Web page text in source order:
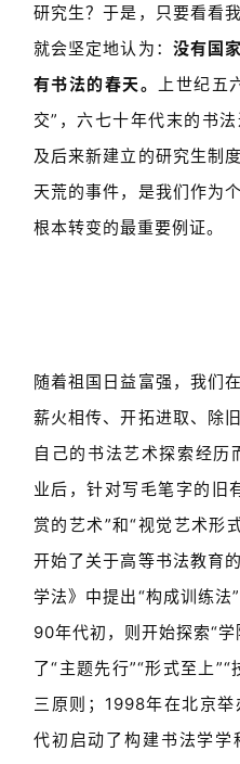
研究生？于是，只要看看
就会坚定地认为： 没有国
有书法的春天。 上世纪五
交”，六七十年代末的书
及后来新建立的研究生制
天荒的事件，是我们作为
根本转变的最重要例证。
随着祖国日益富强，我们
薪火相传、开拓进取、除
自己的书法艺术探索经
业后，针对写毛笔字的旧
赏的艺术”和“视觉艺术形
开始了关于高等书法教育
学法》中提出“构成训练法
90年代初，则开始探索“
了“主题先行”“形式至上
三原则；1998年在北京
代初启动了构建书法学